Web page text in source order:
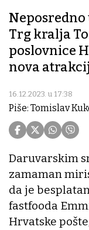
Trg kralja
poslovnice
nova
16.12.2023. u 17:38
Piše: Tomislav
Daruvarskim
zamaman
da je
fastfooda
Hrvatske